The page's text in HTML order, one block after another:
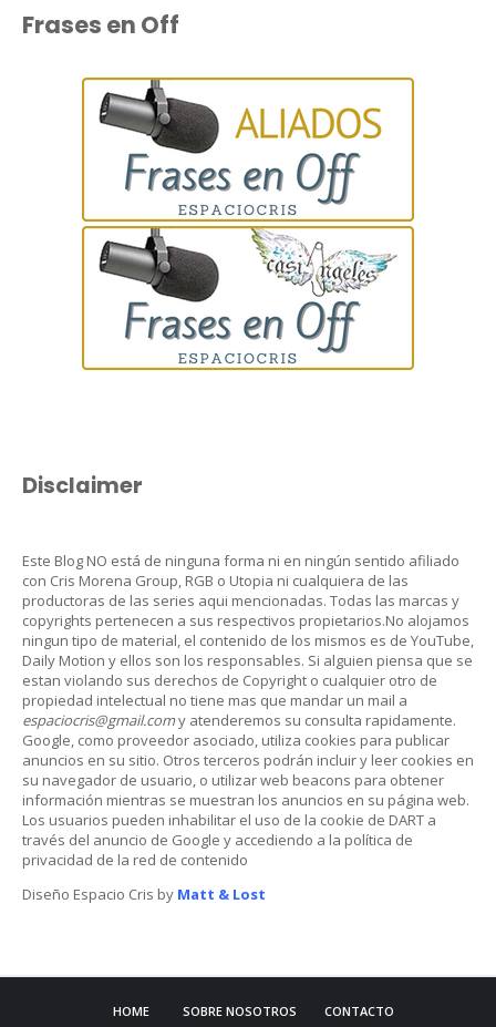
Frases en Off
Disclaimer
Este Blog NO está de ninguna forma ni en ningún sentido afiliado
con Cris Morena Group, RGB o Utopia ni cualquiera de las
productoras de las series aqui mencionadas. Todas las marcas y
copyrights pertenecen a sus respectivos propietarios.No alojamos
ningun tipo de material, el contenido de los mismos es de YouTube,
Daily Motion y ellos son los responsables. Si alguien piensa que se
estan violando sus derechos de Copyright o cualquier otro de
propiedad intelectual no tiene mas que mandar un mail a
espaciocris@gmail.comy atenderemos su consulta rapidamente.
Google, como proveedor asociado, utiliza cookies para publicar
anuncios en su sitio. Otros terceros podrán incluir y leer cookies en
su navegador de usuario, o utilizar web beacons para obtener
información mientras se muestran los anuncios en su página web.
Los usuarios pueden inhabilitar el uso de la cookie de DART a
través del anuncio de Google y accediendo a la política de
privacidad de la red de contenido
Diseño Espacio Cris by Matt & Lost
HOME SOBRE NOSOTROS CONTACTO